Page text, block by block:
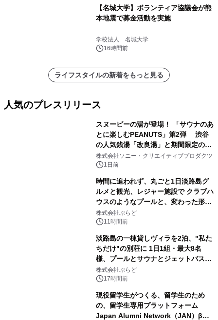
【名城大学】ボランティア協議会が熊
本地震で募金活動を実施
学校法人 名城大学
16時間前
ライフスタイルの新着をもっと見る
人気のプレスリリース
スヌーピーの湯が登場！ 「サウナのあ
とに楽しむPEANUTS」第2弾 渋谷
の人気銭湯「改良湯」と期間限定のコ
ラボレーション サウナイキタイコラ
ボグッズも発売決定！
株式会社ソニー・クリエイティブプロダクツ
1日前
時間に追われず、丸ごと1日淡路島グ
ルメと観光、レジャー施設で クラブハ
ウスのようなプールと、変わった形の
サウナも 「THE BOXY AWAJI」のお
得な素泊まり連泊プランで
株式会社ぷらど
11時間前
淡路島の一棟貸しヴィラを2泊、"私た
ちだけ"の別荘に 1日1組・最大8名
様、プールとサウナとジェットバス付
きで Villa Mon Temps AWAJIの連泊
素泊りプラン
株式会社ぷらど
17時間前
現役留学生がつくる、留学生のため
の、留学生専用プラットフォーム
Japan Alumni Network（JAN）β版